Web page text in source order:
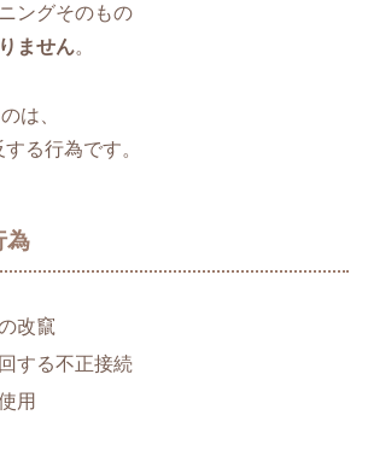
ングそのもの
ません。
は、
る行為です。
為
改竄
する不正接続
用